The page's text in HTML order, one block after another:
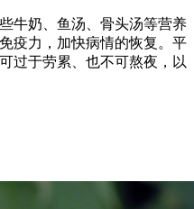
牛奶、鱼汤、骨头汤等营养
疫力，加快病情的恢复。平
过于劳累、也不可熬夜，以